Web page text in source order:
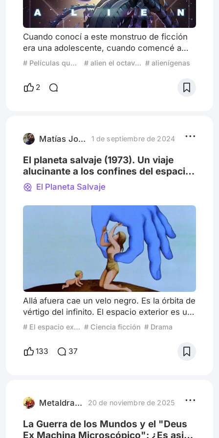
Cuando conocí a este monstruo de ficción
era una adolescente, cuando comencé a
interesarme a las películas de terror…
Bueno, la primera referencia es en la
película de Shrek 2, en esa escena cuando
el Gato con Botas sale del estómago de
esa referencia hacia una película que habla
# Películas que definen generaciones # alien el octavo pasajero # alienígenas
2
Matías Joel González 1 de septiembre de 2024
El planeta salvaje (1973). Un viaje
alucinante a los confines del espacio
exterior
El Planeta Salvaje
Allá afuera cae un velo negro. Es la órbita de
vértigo del infinito. El espacio exterior es un
lugar insondable, gigantesco y abismal. A
una distancia de 46 mil millones de años luz
con la Tierra como centro, se encuentra el
límite del universo observable: el límite
opacados por
# El espacio exterior según el cine # Ciencia ficción # Drama
133 37
Metaldraco 20 de noviembre de 2025
La Guerra de los Mundos y el "Deus
Ex Machina Microscópico": ¿Es asi